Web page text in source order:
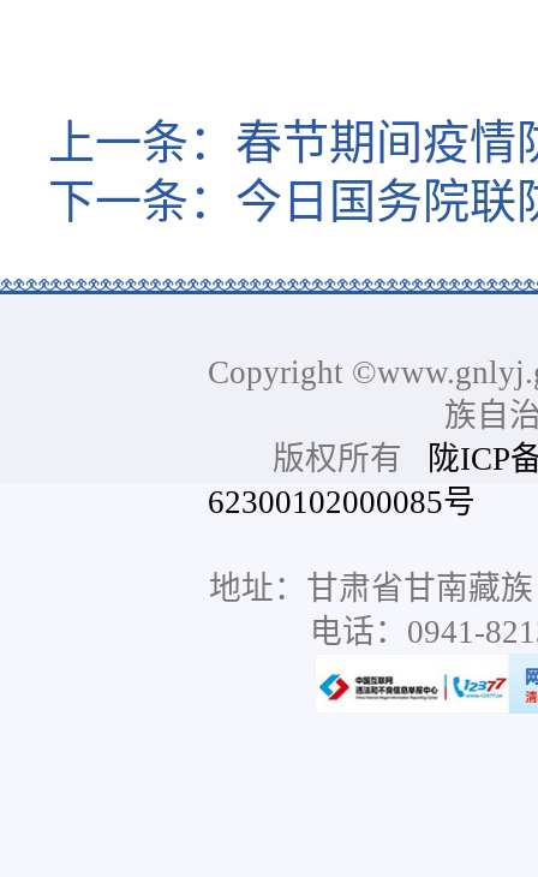
上一条： 春节期间疫情
下一条： 今日国务院联
Copyright
族自
版权所有
陇ICP
62300102000085号
地址：甘肃省甘南藏
电话：0941-